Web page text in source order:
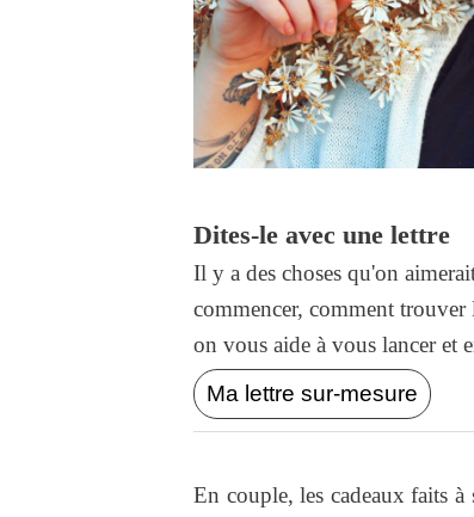
Dites-le avec une lettre
Il y a des choses qu'on
commencer, comment
on vous aide à vous lancer et
Ma lettre sur-mesure
En couple, les cadeaux faits